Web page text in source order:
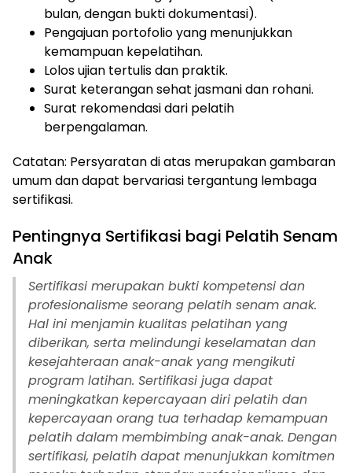
ⓘ
bulan, dengan bukti dokumentasi).
Pengajuan portofolio yang menunjukkan
kemampuan kepelatihan.
Lolos ujian tertulis dan praktik.
Surat keterangan sehat jasmani dan rohani.
Surat rekomendasi dari pelatih
berpengalaman.
Catatan: Persyaratan di atas merupakan gambaran
umum dan dapat bervariasi tergantung lembaga
sertifikasi.
Pentingnya Sertifikasi bagi Pelatih Senam
Anak
Sertifikasi merupakan bukti kompetensi dan
profesionalisme seorang pelatih senam anak.
Hal ini menjamin kualitas pelatihan yang
diberikan, serta melindungi keselamatan dan
kesejahteraan anak-anak yang mengikuti
program latihan. Sertifikasi juga dapat
meningkatkan kepercayaan diri pelatih dan
kepercayaan orang tua terhadap kemampuan
pelatih dalam membimbing anak-anak. Dengan
sertifikasi, pelatih dapat menunjukkan komitmen